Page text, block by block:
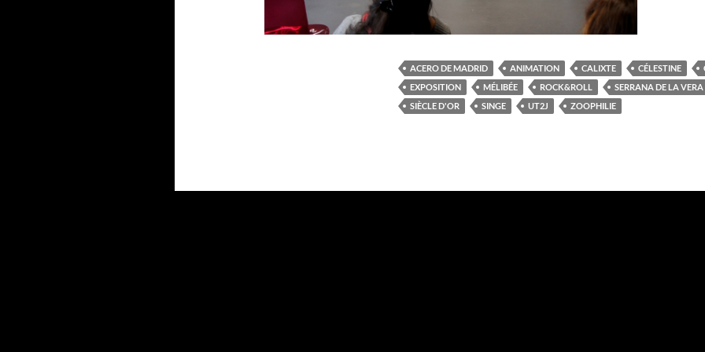
ACERO DE MADRID ANIMATION CALIXTE CÉLESTINE
EXPOSITION
MÉLIBÉE ROCK&ROLL SERRANA DE LA VERA
SIÈCLE D'OR
SINGE UT2J ZOOPHILIE